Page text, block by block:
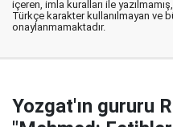
içeren, imla kuralları ile yazılmamış,
Türkçe karakter kullanılmayan ve
onaylanmamaktadır.
Yozgat'ın gururu